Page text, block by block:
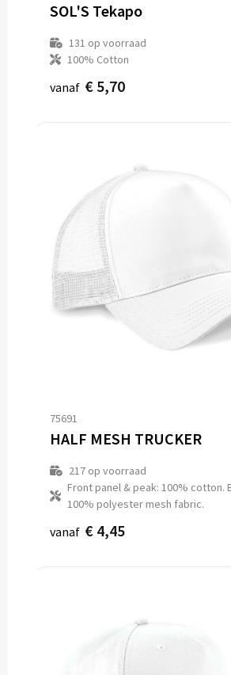
SOL'S Tekapo
131 op voorraad
100% Cotton
vanaf € 5,70
75691
HALF MESH TRUCKER
217op voorraad
Front panel & peak: 100% cotton.
100% polyester mesh fabric.
vanaf € 4,45